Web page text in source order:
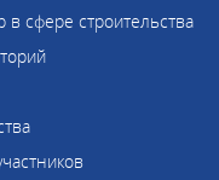
сфере строительства